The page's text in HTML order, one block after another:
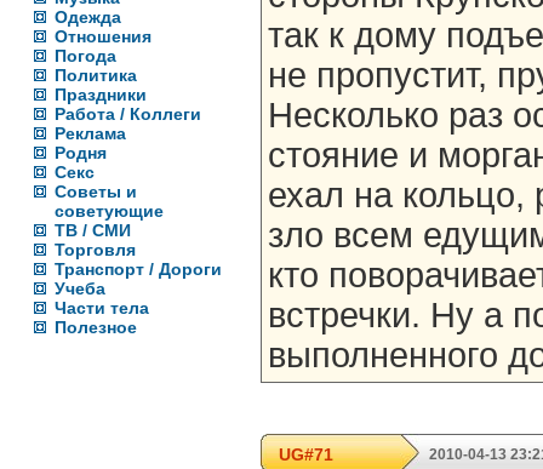
Одежда
Отношения
Погода
Политика
Праздники
Работа / Коллеги
Реклама
Родня
Секс
Советы и
советующие
ТВ / СМИ
Торговля
Транспорт / Дороги
Учеба
Части тела
Полезное
так к дому
не пропустит,
Несколько раз
стояние и
ехал на кольцо,
зло всем
кто
встречки. Ну а
выполненного
UG#71 2010-04-13